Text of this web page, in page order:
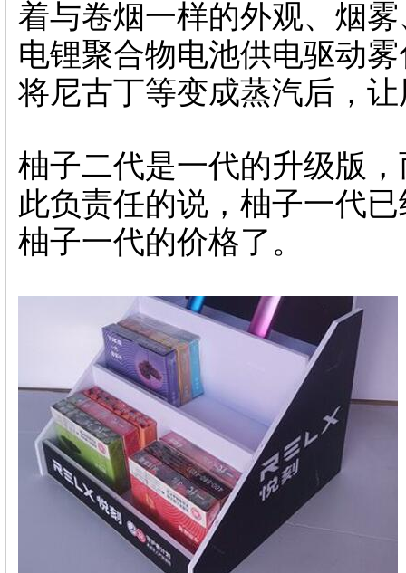
着与卷烟一样的外观、烟
电锂聚合物电池供电驱动
将尼古丁等变成蒸汽后，
柚子二代是一代的升级版
此负责任的说，柚子一代
柚子一代的价格了。